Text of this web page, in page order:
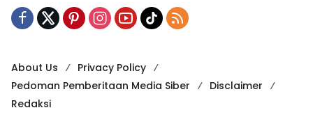
About Us
Privacy Policy
Pedoman Pemberitaan Media Siber
Disclaimer
Redaksi